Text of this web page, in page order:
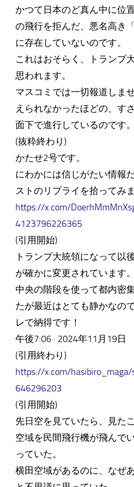
かつて日本のど真ん中に位
の飛行を拒んだ、悪名高き
に存在していないのです。
これはおそらく、トランプ
思われます。
マスコミでは一切報道しま
えられなかったほどの、す
面下で進行しているのです。
(抜粋終わり)
かたせ2号です。
にわかには信じがたい情報
ストのリプライを拾ってみま
https://x.com/
4123796226365
(引用開始)
トランプ大統領になって以
が確かに変更されています
中央の階段を使って都内密
たが最近はとても静かなの
レで納得です！
午後7:06 · 2024年11月19日
(引用終わり)
https://x.com/
646296203
(引用開始)
先日空を見ていたら、見た
空域を民間飛行機が飛んで
っていた。
横田空域があるのに、なぜ